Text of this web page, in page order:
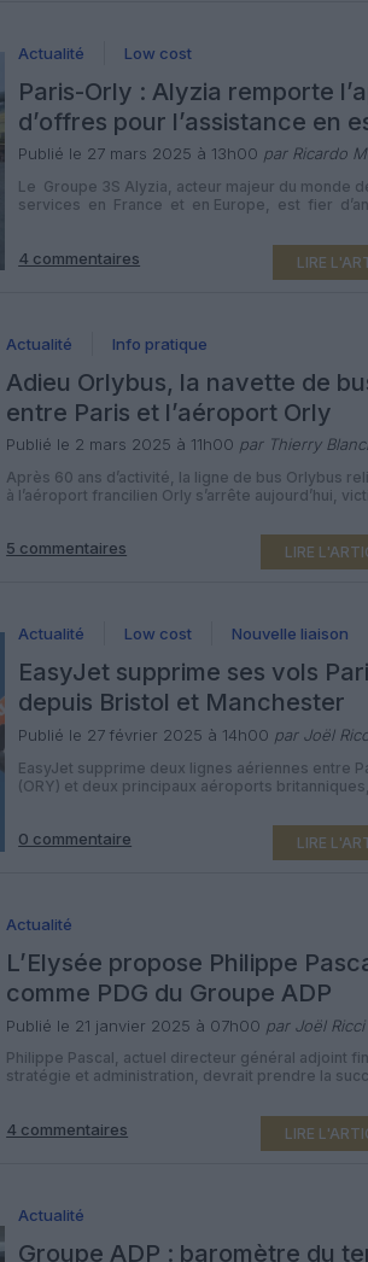
Actualité Low cost
Paris-Orly : Alyzia remporte
d’offres pour l’assistance en
de Transavia
Publié le 27 mars 2025 à 13h00 par Ricardo
Le Groupe 3S Alyzia, acteur majeur du monde
services en France et en Europe, est fier
pour assurer l’ensemble des services
escale à l’aéroport de Paris-Orly depuis
4 commentaires LIRE
Actualité Info pratique
Adieu Orlybus, la navette de
entre Paris et l’aéroport Orly
Publié le 2 mars 2025 à 11h00 par Thierry
Après 60 ans d’activité, la ligne de bus Orlybus
à l’aéroport francilien Orly s’arrête aujourd’hui,
aura lieu ce dimanche 2 mars en fin de soirée.
France Mobilités (IDFM), la fréquentation d’Orlybus
5 commentaires LIRE
Actualité Low cost Nouvelle liaison
EasyJet supprime ses vols
depuis Bristol et Manchester
Publié le 27 février 2025 à 14h00 par Joël
EasyJet supprime deux lignes aériennes entre
(ORY) et deux principaux aéroports
compagnie aérienne low cost cessera ses vols
Orly (ORY) et deux aéroports britanniques, Bristol
Manchester (MAN), à partir du 28 mars. Cette
0 commentaire LIRE
Actualité
L’Elysée propose Philippe
comme PDG du Groupe ADP
Publié le 21 janvier 2025 à 07h00 par Joël Ricci
Philippe Pascal, actuel directeur général adjoint
stratégie et administration, devrait prendre la
hier la présidence de la République. L’Assemblée
et le Sénat valideront sa candidature à la tête du
gestionnaire des aéroports parisiens de
4 commentaires LIRE
Actualité
Groupe ADP : baromètre du